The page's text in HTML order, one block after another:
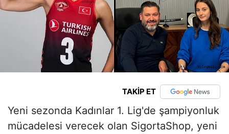
TAKİP ET
Yeni sezonda Kadınlar 1. Lig'de şampiyonluk
mücadelesi verecek olan SigortaShop, yeni